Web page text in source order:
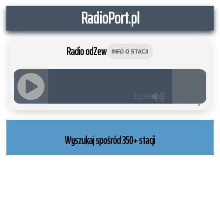
RadioPort.pl
Radio odZew INFO O STACJI
100%
RADIO
WORDPRESS
Wyszukaj spośród 350+ stacji